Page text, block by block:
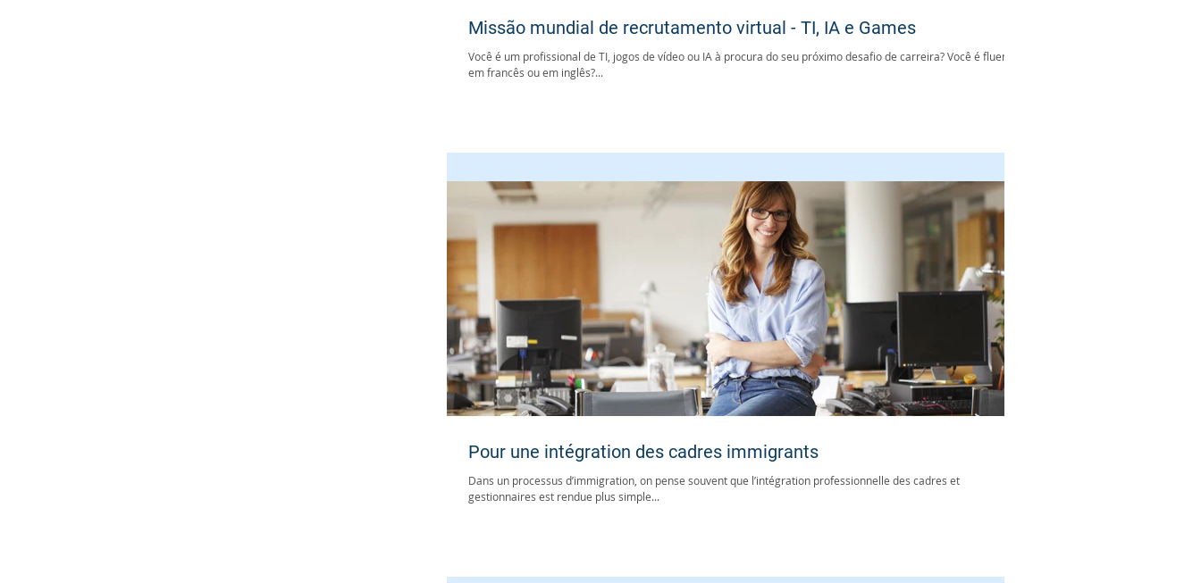
Missão mundial de recrutamento virtual - TI, IA e Games
Você é um profissional de TI, jogos de vídeo ou IA à procura do seu próximo desafio de carreira? Você é fluente
em francês ou em inglês?...
Pour une intégration des cadres immigrants
Dans un processus d’immigration, on pense souvent que l’intégration professionnelle des cadres et
gestionnaires est rendue plus simple...